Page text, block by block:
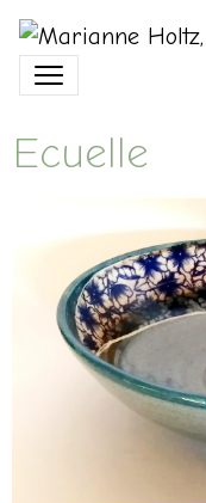
Ecuelle